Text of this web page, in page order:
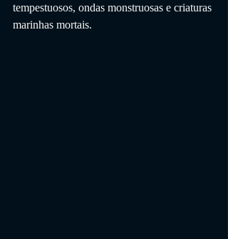
tempestuosos, ondas monstruosas e criaturas
marinhas mortais.